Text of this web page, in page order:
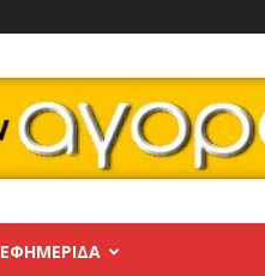
ΕΦΗΜΕΡΊΔΑ